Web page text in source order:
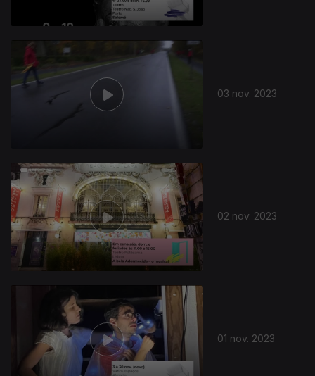
03 nov. 2023
02 nov. 2023
01 nov. 2023